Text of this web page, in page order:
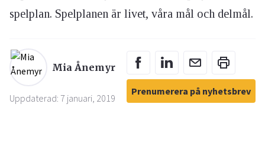
spelplan. Spelplanen är livet, våra mål och delmål.
Mia Ånemyr
Uppdaterad: 7 januari, 2019
Prenumerera på nyhetsbrev